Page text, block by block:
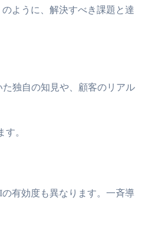
ように、解決すべき課題と達
独自の知見や、顧客のリアル
。
有効度も異なります。一斉導